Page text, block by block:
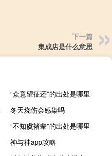
下一篇
集成店是什么意思
“众意望征还”的出处是哪里
冬天烧伤会感染吗
“不知虞褚辈”的出处是哪里
神与神app攻略